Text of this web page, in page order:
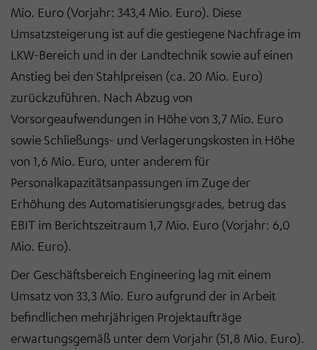
Mio. Euro (Vorjahr: 343,4 Mio. Euro). Diese
Umsatzsteigerung ist auf die gestiegene Nachfrage im
LKW-Bereich und in der Landtechnik sowie auf einen
Anstieg bei den Stahlpreisen (ca. 20 Mio. Euro)
zurückzuführen. Nach Abzug von
Vorsorgeaufwendungen in Höhe von 3,7 Mio. Euro
sowie Schließungs- und Verlagerungskosten in Höhe
von 1,6 Mio. Euro, unter anderem für
Personalkapazitätsanpassungen im Zuge der
Erhöhung des Automatisierungsgrades, betrug das
EBIT im Berichtszeitraum 1,7 Mio. Euro (Vorjahr: 6,0
Mio. Euro).
Der Geschäftsbereich Engineering lag mit einem
Umsatz von 33,3 Mio. Euro aufgrund der in Arbeit
befindlichen mehrjährigen Projektaufträge
erwartungsgemäß unter dem Vorjahr (51,8 Mio. Euro).